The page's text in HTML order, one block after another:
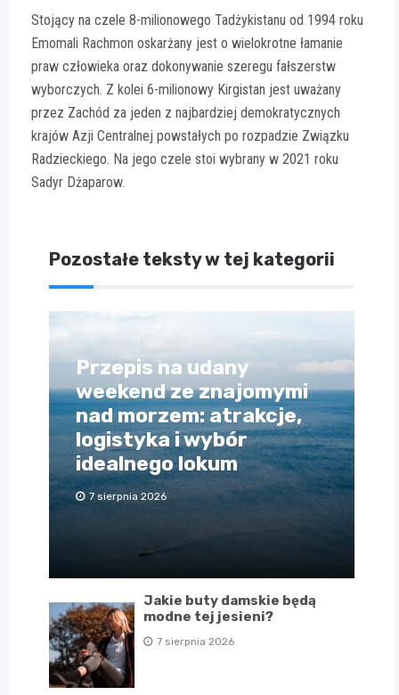
Stojący na czele 8-milionowego Tadżykistanu od 1994 roku
Emomali Rachmon oskarżany jest o wielokrotne łamanie
praw człowieka oraz dokonywanie szeregu fałszerstw
wyborczych. Z kolei 6-milionowy Kirgistan jest uważany
przez Zachód za jeden z najbardziej demokratycznych
krajów Azji Centralnej powstałych po rozpadzie Związku
Radzieckiego. Na jego czele stoi wybrany w 2021 roku
Sadyr Dżaparow.
Pozostałe teksty w tej kategorii
Przepis na udany
weekend ze znajomymi
nad morzem: atrakcje,
logistyka i wybór
idealnego lokum
7 sierpnia 2026
Jakie buty damskie będą
modne tej jesieni?
7 sierpnia 2026